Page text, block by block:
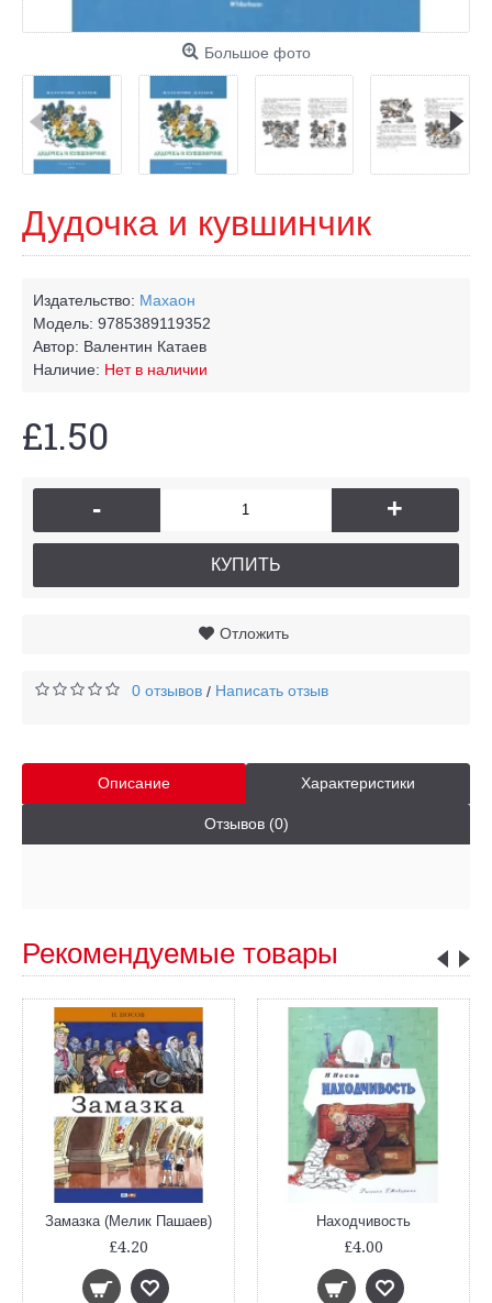
Большое фото
Дудочка и кувшинчик
Издательство: Махаон
Модель: 9785389119352
Автор: Валентин Катаев
Наличие: Нет в наличии
£1.50
- +
КУПИТЬ
Отложить
0 отзывов / Написать отзыв
Описание Характеристики
Отзывов (0)
Рекомендуемые товары
Замазка (Мелик Пашаев)
£4.20
Находчивость
£4.00